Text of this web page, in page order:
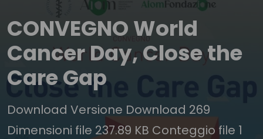
CONVEGNO World
Cancer Day, Close the
Care Gap
Download Versione Download 269
Dimensioni file 237.89 KB Conteggio file 1